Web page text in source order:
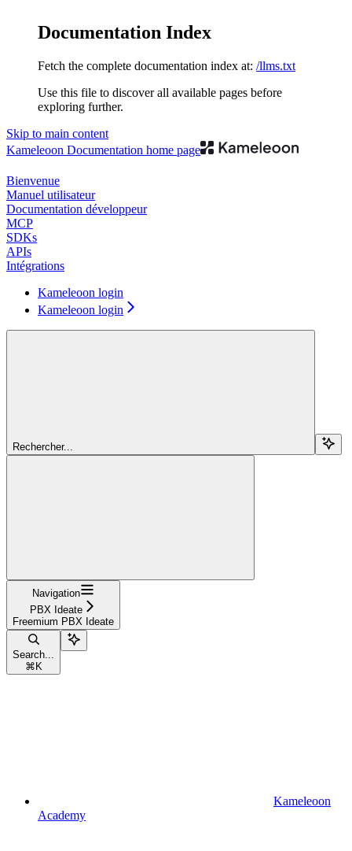
Documentation Index
Fetch the complete documentation index at: /llms.txt
Use this file to discover all available pages before
exploring further.
Skip to main content
Kameleoon Documentation home page
Bienvenue
Manuel utilisateur
Documentation développeur
MCP
SDKs
APIs
Intégrations
Kameleoon login
Kameleoon login
Rechercher...
Navigation
PBX Ideate
Freemium PBX Ideate
Search...
⌘ K
Kameleoon
Academy